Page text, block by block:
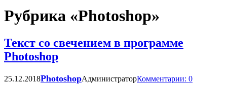
Рубрика «Photoshop»
Текст со свечением в программе
Photoshop
25.12.2018PhotoshopАдминистраторКомментарии: 0